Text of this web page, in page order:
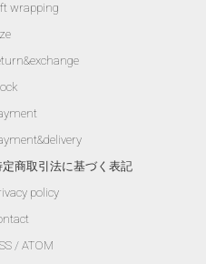
wrapping
定商取引法に基づく表記
policy
/ ATOM